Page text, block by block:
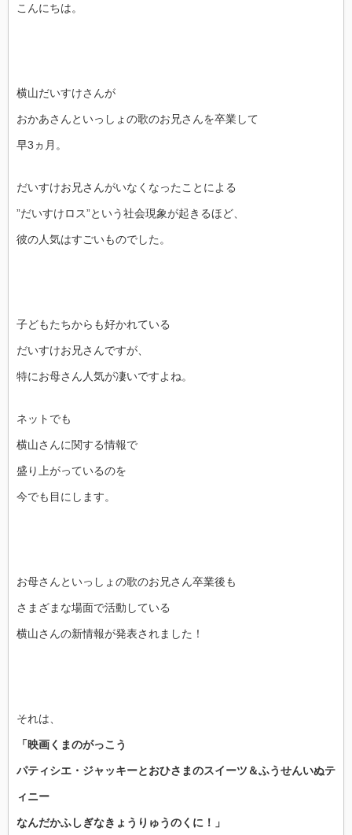
こんにちは。
横山だいすけさんが
おかあさんといっしょの歌のお兄さんを卒業して
早3ヵ月。
だいすけお兄さんがいなくなったことによる
”だいすけロス”という社会現象が起きるほど、
彼の人気はすごいものでした。
子どもたちからも好かれている
だいすけお兄さんですが、
特にお母さん人気が凄いですよね。
ネットでも
横山さんに関する情報で
盛り上がっているのを
今でも目にします。
お母さんといっしょの歌のお兄さん卒業後も
さまざまな場面で活動している
横山さんの新情報が発表されました！
それは、
「映画くまのがっこう
パティシエ・ジャッキーとおひさまのスイーツ＆ふうせんいぬテ
ィニー
なんだかふしぎなきょうりゅうのくに！」